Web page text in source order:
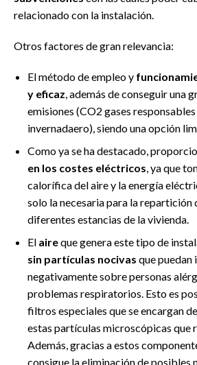
relacionado con la instalación.
Otros factores de gran relevancia:
El método de empleo y
y eficaz, además de conseguir una
emisiones (CO2 gases
invernadaero), siendo una opción
Como ya se ha destacado,
en los costes eléctricos, ya que
calorífica del aire y la energía
solo la necesaria para la repartición
diferentes estancias de la vivienda.
El aireque genera este tipo de
sin partículas nocivas que puedan
negativamente sobre personas
problemas respiratorios. Esto es
filtros especiales que se encargan
estas partículas microscópicas que
Además, gracias a estos
consigue la eliminación de posibles